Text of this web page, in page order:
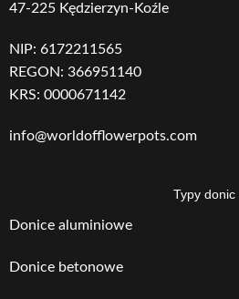
47-225 Kędzierzyn-Koźle
NIP: 6172211565
REGON: 366951140
KRS: 0000671142
info@worldofflowerpots.com
Typy donic
Donice aluminiowe
Donice betonowe